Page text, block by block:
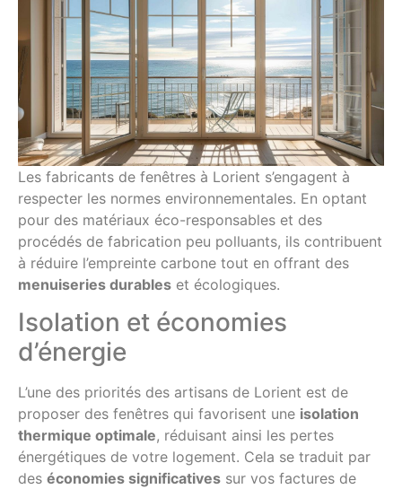
Les fabricants de fenêtres à Lorient s’engagent à
respecter les normes environnementales. En optant
pour des matériaux éco-responsables et des
procédés de fabrication peu polluants, ils contribuent
à réduire l’empreinte carbone tout en offrant des
menuiseries durables et écologiques.
Isolation et économies
d’énergie
L’une des priorités des artisans de Lorient est de
proposer des fenêtres qui favorisent une isolation
thermique optimale, réduisant ainsi les pertes
énergétiques de votre logement. Cela se traduit par
des économies significatives sur vos factures de